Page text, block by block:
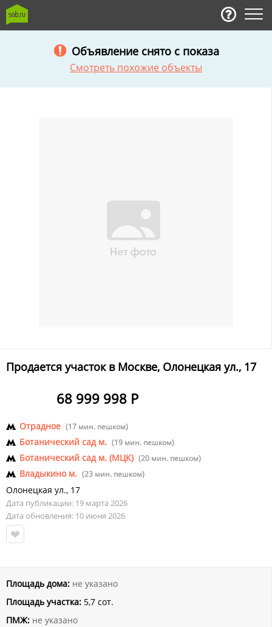
Объявление снято с показа
Смотреть похожие объекты
Продается участок в Москве, Олонецкая ул., 17
68 999 998 Р
Отрадное (17 мин. пешком)
Ботанический сад м. (19 мин. пешком)
Ботанический сад м. (МЦК) (20 мин. пешком)
Владыкино м. (23 мин. пешком)
Олонецкая ул., 17
Дата публикации: 19 марта 2026
Дата обновления: 10 июня 2026
Площадь дома: не указано
Площадь участка: 5,7 сот.
ПМЖ: не указано